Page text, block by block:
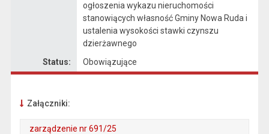
ogłoszenia wykazu nieruchomości
stanowiących własność Gminy Nowa Ruda i
ustalenia wysokości stawki czynszu
dzierżawnego
Status:
Obowiązujące
Załączniki:
zarządzenie nr 691/25